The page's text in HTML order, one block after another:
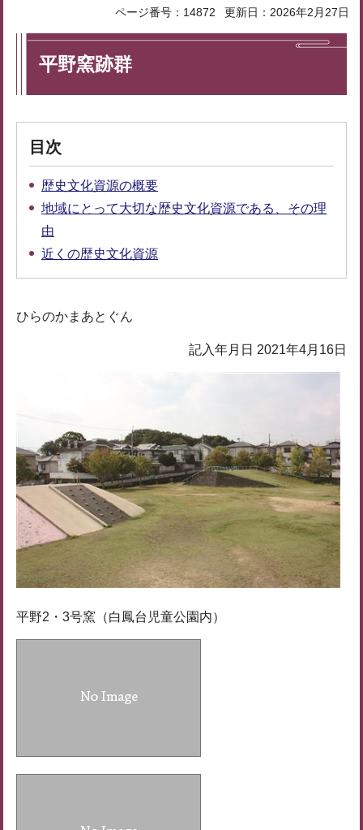
ページ番号：14872 更新日：2026年2月27日
平野窯跡群
目次
歴史文化資源の概要
地域にとって大切な歴史文化資源である、その理
由
近くの歴史文化資源
ひらのかまあとぐん
記入年月日 2021年4月16日
平野2・3号窯（白鳳台児童公園内）